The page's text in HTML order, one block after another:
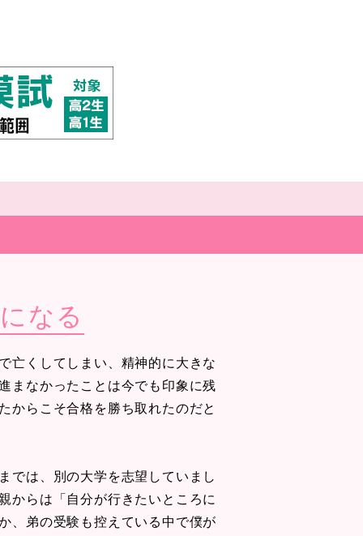
なる
くしてしまい、精神的に大きな
まなかったことは今でも印象に残
からこそ合格を勝ち取れたのだと
では、別の大学を志望していまし
からは「自分が行きたいところに
、弟の受験も控えている中で僕が